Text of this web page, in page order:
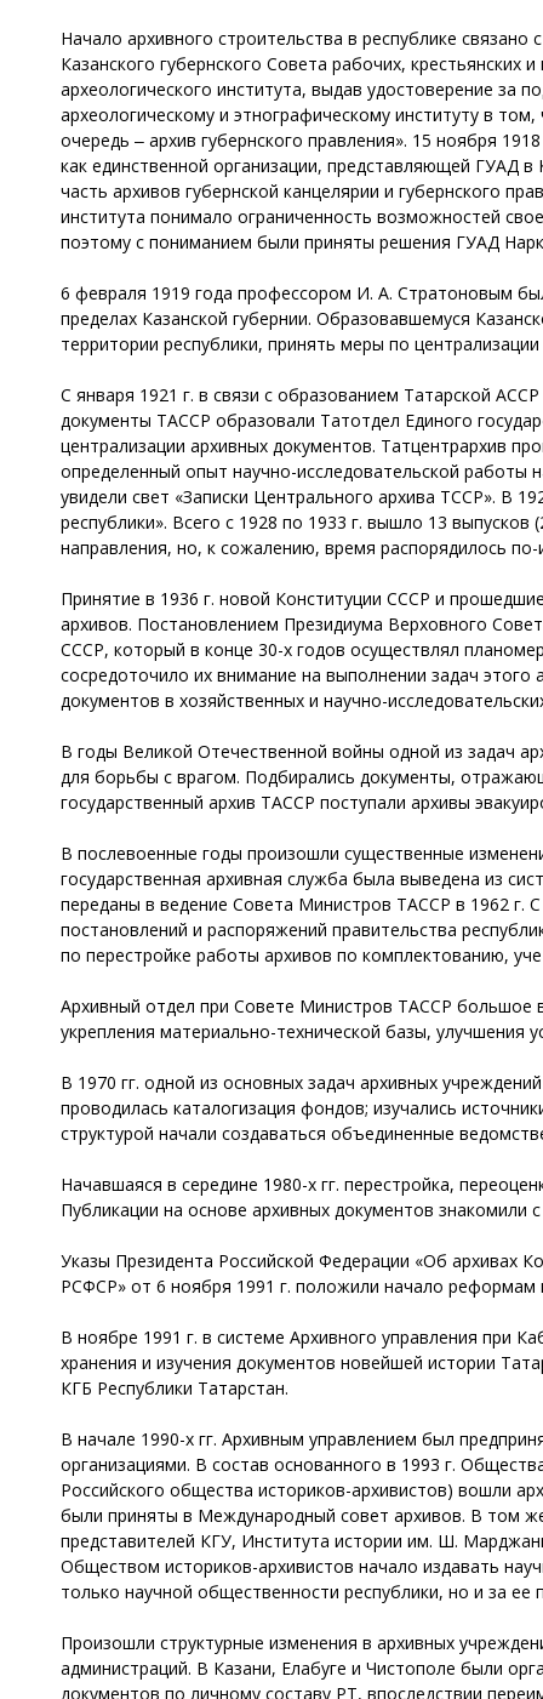
Начало архивного строительства в республике
Казанского губернского Совета рабочих,
археологического института, выдав удостоверение за
археологическому и этнографическому институту в
очередь ‒ архив губернского правления». 15 ноября
как единственной организации, представляющей ГУАД в
часть архивов губернской канцелярии и губернского
института понимало ограниченность возможностей
поэтому с пониманием были приняты решения ГУАД
6 февраля 1919 года профессором И. А. Стратоновым
пределах Казанской губернии. Образовавшемуся
территории республики, принять меры по
С января 1921 г. в связи с образованием Татарской
документы ТАССР образовали Татотдел Единого
централизации архивных документов. Татцентрархив
определенный опыт научно-исследовательской работы
увидели свет «Записки Центрального архива ТССР». В
республики». Всего с 1928 по 1933 г. вышло 13
направления, но, к сожалению, время распорядилось
Принятие в 1936 г. новой Конституции СССР и
архивов. Постановлением Президиума Верховного
СССР, который в конце 30-х годов осуществлял
сосредоточило их внимание на выполнении задач
документов в хозяйственных и научно-
В годы Великой Отечественной войны одной из задач
для борьбы с врагом. Подбирались документы,
государственный архив ТАССР поступали архивы
В послевоенные годы произошли существенные
государственная архивная служба была выведена из
переданы в ведение Совета Министров ТАССР в 1962 г.
постановлений и распоряжений правительства
по перестройке работы архивов по комплектованию,
Архивный отдел при Совете Министров ТАССР большое
укрепления материально-технической базы, улучшения
В 1970 гг. одной из основных задач архивных
проводилась каталогизация фондов; изучались
структурой начали создаваться объединенные
Начавшаяся в середине 1980-х гг. перестройка,
Публикации на основе архивных документов знакомили
Указы Президента Российской Федерации «Об архивах
РСФСР» от 6 ноября 1991 г. положили начало реформам
В ноябре 1991 г. в системе Архивного управления при
хранения и изучения документов новейшей истории
КГБ Республики Татарстан.
В начале 1990-х гг. Архивным управлением был
организациями. В состав основанного в 1993 г.
Российского общества историков-архивистов) вошли
были приняты в Международный совет архивов. В том
представителей КГУ, Института истории им. Ш.
Обществом историков-архивистов начало издавать
только научной общественности республики, но и за ее
Произошли структурные изменения в архивных
администраций. В Казани, Елабуге и Чистополе были
документов по личному составу РТ, впоследствии